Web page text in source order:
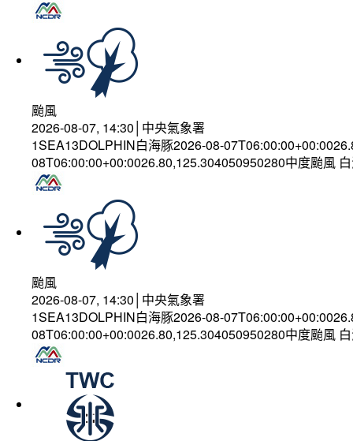
颱風
2026-08-07, 14:30│中央氣象署
1SEA13DOLPHIN白海豚2026-08-
08T06:00:00+00:0026.80,125.304050950280中度颱風
颱風
2026-08-07, 14:30│中央氣象署
1SEA13DOLPHIN白海豚2026-08-
08T06:00:00+00:0026.80,125.304050950280中度颱風